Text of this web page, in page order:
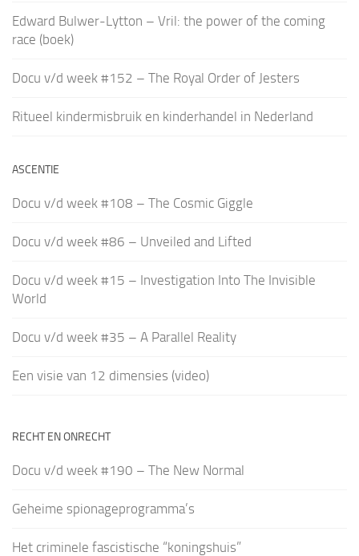
Edward Bulwer-Lytton – Vril: the power of the coming
race (boek)
Docu v/d week #152 – The Royal Order of Jesters
Ritueel kindermisbruik en kinderhandel in Nederland
ASCENTIE
Docu v/d week #108 – The Cosmic Giggle
Docu v/d week #86 – Unveiled and Lifted
Docu v/d week #15 – Investigation Into The Invisible
World
Docu v/d week #35 – A Parallel Reality
Een visie van 12 dimensies (video)
RECHT EN ONRECHT
Docu v/d week #190 – The New Normal
Geheime spionageprogramma’s
Het criminele fascistische “koningshuis”